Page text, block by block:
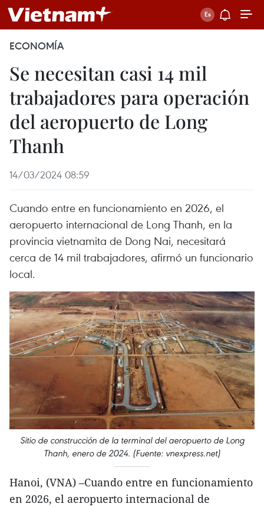
ECONOMÍA
Se necesitan casi 14 mil
trabajadores para operación
del aeropuerto de Long
Thanh
14/03/2024 08:59
Cuando entre en funcionamiento en 2026, el
aeropuerto internacional de Long Thanh, en la
provincia vietnamita de Dong Nai, necesitará
cerca de 14 mil trabajadores, afirmó un funcionario
local.
Sitio de construcción de la terminal del aeropuerto de Long
Thanh, enero de 2024. (Fuente: vnexpress.net)
Hanoi, (VNA) –Cuando entre en funcionamiento
en 2026, el aeropuerto internacional de